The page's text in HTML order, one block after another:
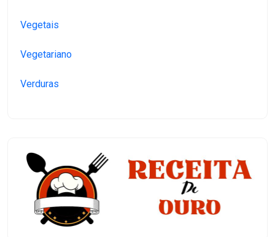
Vegetais
Vegetariano
Verduras